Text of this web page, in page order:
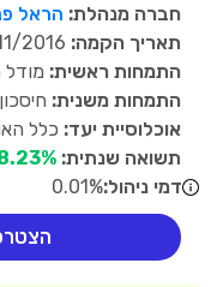
חברה מנהלת: הראל
תאריך הקמה:
התמחות ראשית:
התמחות משנית:
אוכלוסיית יעד: כלל
תשואה שנתית:
דמי ניהול:0.01%